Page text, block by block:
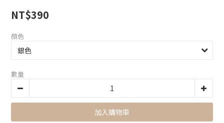
NT$390
顏色
數量
加入購物車